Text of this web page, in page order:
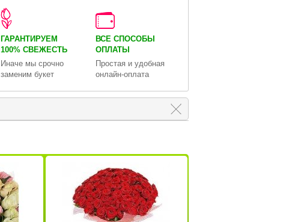
ГАРАНТИРУЕМ
100% СВЕЖЕСТЬ
Иначе мы срочно
заменим букет
ВСЕ СПОСОБЫ
ОПЛАТЫ
Простая и удобная
онлайн-оплата